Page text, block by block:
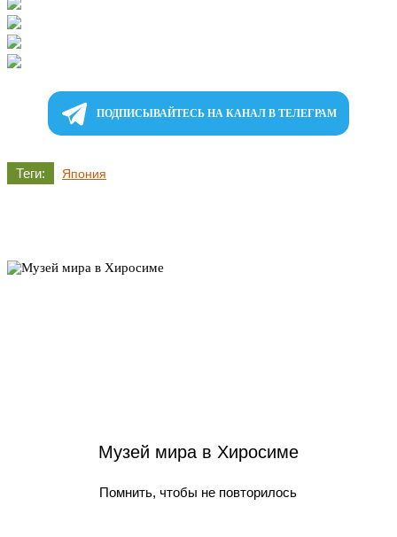
ПОДПИСЫВАЙТЕСЬ НА КАНАЛ В ТЕЛЕГРАМ
Теги: Япония
Музей мира в Хиросиме
Помнить, чтобы не повторилось